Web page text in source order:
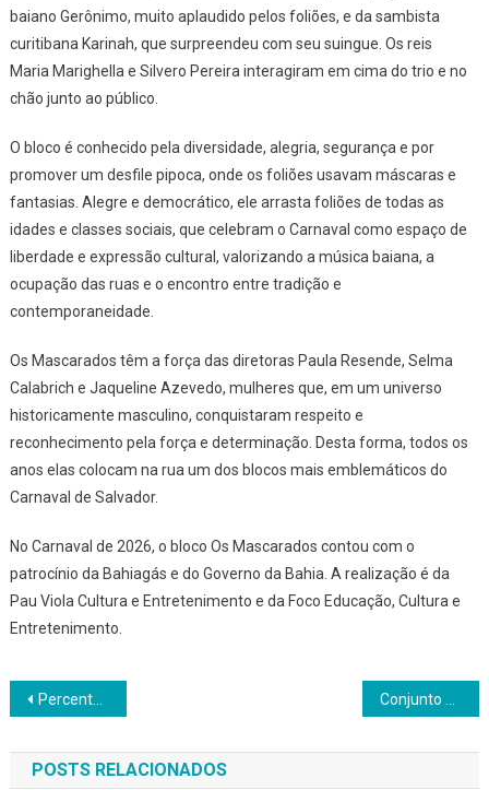
baiano Gerônimo, muito aplaudido pelos foliões, e da sambista
curitibana Karinah, que surpreendeu com seu suingue. Os reis
Maria Marighella e Silvero Pereira interagiram em cima do trio e no
chão junto ao público.
O bloco é conhecido pela diversidade, alegria, segurança e por
promover um desfile pipoca, onde os foliões usavam máscaras e
fantasias. Alegre e democrático, ele arrasta foliões de todas as
idades e classes sociais, que celebram o Carnaval como espaço de
liberdade e expressão cultural, valorizando a música baiana, a
ocupação das ruas e o encontro entre tradição e
contemporaneidade.
Os Mascarados têm a força das diretoras Paula Resende, Selma
Calabrich e Jaqueline Azevedo, mulheres que, em um universo
historicamente masculino, conquistaram respeito e
reconhecimento pela força e determinação. Desta forma, todos os
anos elas colocam na rua um dos blocos mais emblemáticos do
Carnaval de Salvador.
No Carnaval de 2026, o bloco Os Mascarados contou com o
patrocínio da Bahiagás e do Governo da Bahia. A realização é da
Pau Viola Cultura e Entretenimento e da Foco Educação, Cultura e
Entretenimento.
Navegação
de
Percentagem de Mulheres do Sinjorba participa do conjunto Xô Assédio! na Mudança do Garcia
POSTS RELACIONADOS